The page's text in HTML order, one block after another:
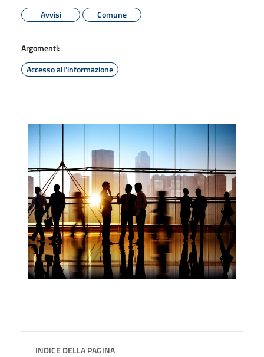
Avvisi
Comune
Argomenti:
Accesso all'informazione
INDICE DELLA PAGINA